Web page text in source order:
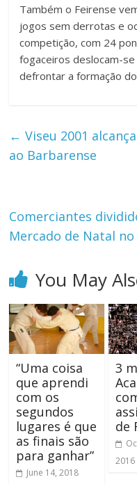
Também o Feirense
jogos sem derrotas e
competição, com 24
fogaceiros deslocam-
defrontar a formação
← Viseu 2001
ao Barbarense
Comerciantes
Mercado de Natal no
You May
“Uma coisa
que aprendi
com os
segundos
lugares é que
as finais são
para ganhar”
June 14, 2018
3
de
2016